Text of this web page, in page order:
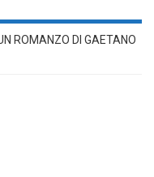
ROMANZO DI GAETANO